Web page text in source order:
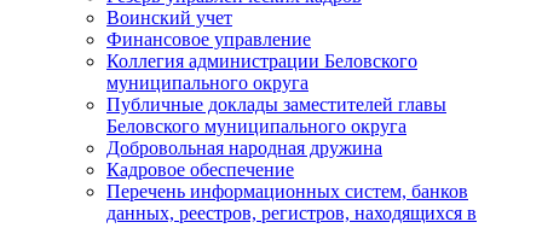
Воинский учет
Финансовое управление
Коллегия администрации Беловского
муниципального округа
Публичные доклады заместителей главы
Беловского муниципального округа
Добровольная народная дружина
Кадровое обеспечение
Перечень информационных систем, банков
данных, реестров, регистров, находящихся в